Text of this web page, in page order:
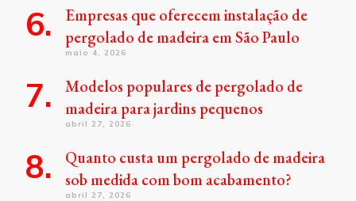
Empresas que oferecem instalação de
pergolado de madeira em São Paulo
maio 4, 2026
Modelos populares de pergolado de
madeira para jardins pequenos
abril 27, 2026
Quanto custa um pergolado de madeira
sob medida com bom acabamento?
abril 27, 2026